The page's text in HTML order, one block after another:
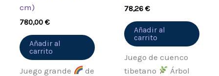
cm)
780,00€
Añadir al
carrito
Juego grande
de
78,26€
Añadir al
carrito
Juego de cuenco
tibetano
Árbol